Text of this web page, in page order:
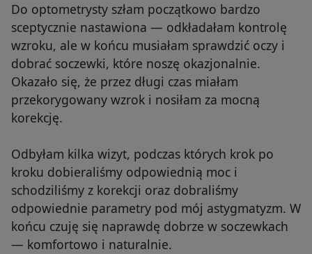
Do optometrysty szłam początkowo bardzo
sceptycznie nastawiona — odkładałam kontrolę
wzroku, ale w końcu musiałam sprawdzić oczy i
dobrać soczewki, które noszę okazjonalnie.
Okazało się, że przez długi czas miałam
przekorygowany wzrok i nosiłam za mocną
korekcję.
Odbyłam kilka wizyt, podczas których krok po
kroku dobieraliśmy odpowiednią moc i
schodziliśmy z korekcji oraz dobraliśmy
odpowiednie parametry pod mój astygmatyzm. W
końcu czuję się naprawdę dobrze w soczewkach
— komfortowo i naturalnie.